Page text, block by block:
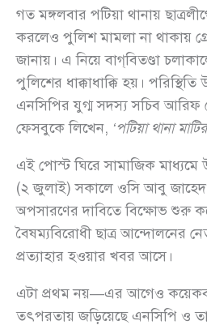
গত মঙ্গলবার পটিয়া থানায়
করলেও পুলিশ মামলা না থাকায়
জানায়। এ নিয়ে বাগ্‌বিতণ্ডা
পুলিশের ধাক্কাধাক্কি হয়।
এনসিপির যুগ্ম সদস্য সচিব আরিফ
ফেসবুকে লিখেন, ‘পটিয়া থানা
এই পোস্ট ঘিরে সামাজিক মাধ্যমে
(২ জুলাই) সকালে ওসি আবু
অপসারণের দাবিতে বিক্ষোভ শুরু
বৈষম্যবিরোধী ছাত্র আন্দোলনের
প্রত্যাহার হওয়ার খবর আসে।
এটা প্রথম নয়—এর আগেও
তৎপরতায় জড়িয়েছে এনসিপি ও